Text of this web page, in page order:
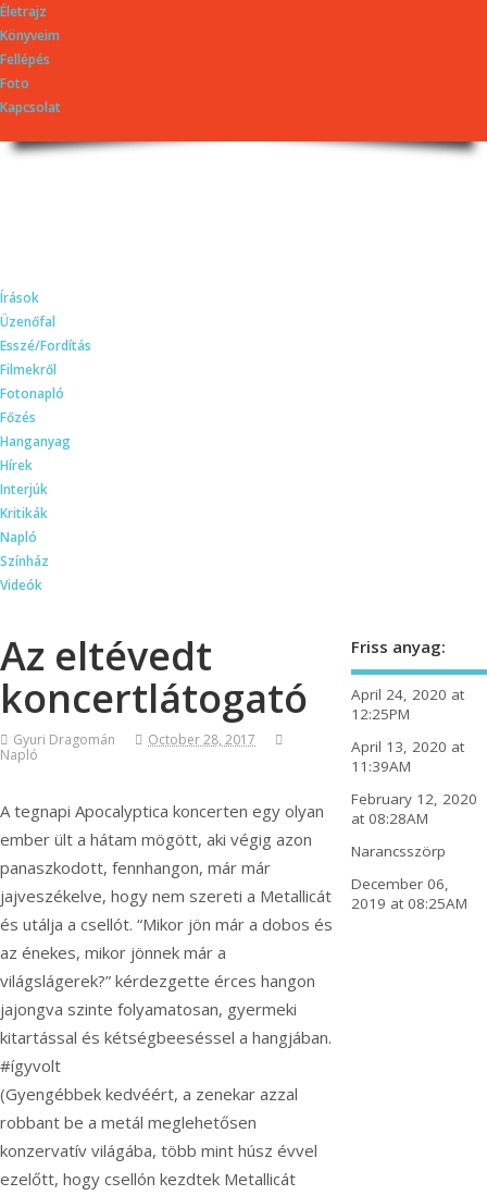
Életrajz
Könyveim
Fellépés
Foto
Kapcsolat
Írások
Üzenőfal
Esszé/Fordítás
Filmekről
Fotonapló
Főzés
Hanganyag
Hírek
Interjúk
Kritikák
Napló
Színház
Videók
Az eltévedt
koncertlátogató
Gyuri Dragomán
October 28, 2017
Napló
A tegnapi Apocalyptica koncerten egy olyan
ember ült a hátam mögött, aki végig azon
panaszkodott, fennhangon, már már
jajveszékelve, hogy nem szereti a Metallicát
és utálja a csellót. “Mikor jön már a dobos és
az énekes, mikor jönnek már a
világslágerek?” kérdezgette érces hangon
jajongva szinte folyamatosan, gyermeki
kitartással és kétségbeeséssel a hangjában.
#ígyvolt
(Gyengébbek kedvéért, a zenekar azzal
robbant be a metál meglehetősen
konzervatív világába, több mint húsz évvel
ezelőtt, hogy csellón kezdtek Metallicát
Friss anyag:
April 24, 2020 at
12:25PM
April 13, 2020 at
11:39AM
February 12, 2020
at 08:28AM
Narancsszörp
December 06,
2019 at 08:25AM